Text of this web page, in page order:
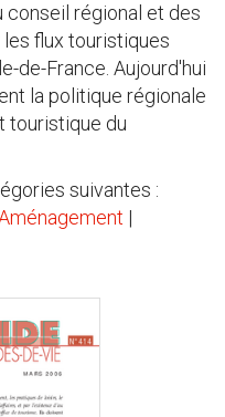
conseil régional et des
flux touristiques
de-France. Aujourd'hui
la politique régionale
touristique du
suivantes :
|